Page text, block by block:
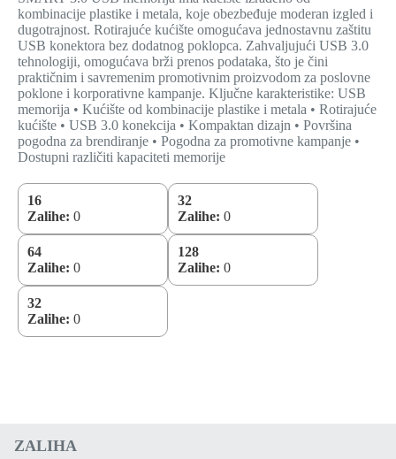
kombinacije plastike i metala, koje obezbeđuje moderan izgled i
dugotrajnost. Rotirajuće kućište omogućava jednostavnu zaštitu
USB konektora bez dodatnog poklopca. Zahvaljujući USB 3.0
tehnologiji, omogućava brži prenos podataka, što je čini
praktičnim i savremenim promotivnim proizvodom za poslovne
poklone i korporativne kampanje. Ključne karakteristike: USB
memorija • Kućište od kombinacije plastike i metala • Rotirajuće
kućište • USB 3.0 konekcija • Kompaktan dizajn • Površina
pogodna za brendiranje • Pogodna za promotivne kampanje •
Dostupni različiti kapaciteti memorije
16
Zalihe: 0
32
Zalihe: 0
64
Zalihe: 0
128
Zalihe: 0
32
Zalihe: 0
ZALIHA